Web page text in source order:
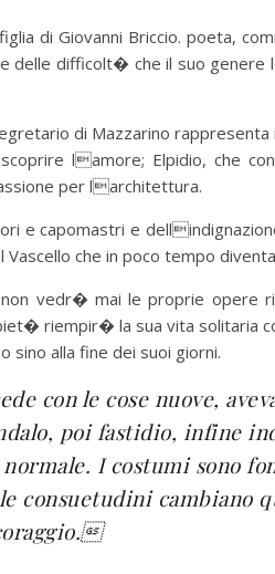
di Giovanni Briccio. poeta,
delle difficolt� che il suo genere
di Mazzarino
lamore; Elpidio, che
per larchitettura.
e capomastri e
Vascello che in poco tempo
non vedr� mai le proprie opere
riempir� la sua vita
sino alla fine dei suoi giorni.
con le cose nuove,
poi fastidio, infine
I costumi sono
consuetudini cambiano
coraggio.